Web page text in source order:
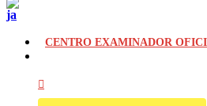
CENTRO EXAMINADOR